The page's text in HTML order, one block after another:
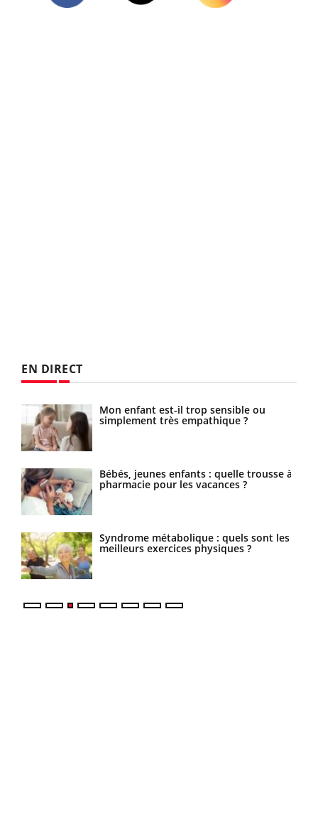
EN DIRECT
Mon enfant est-il trop sensible ou
simplement très empathique ?
Bébés, jeunes enfants : quelle trousse à
pharmacie pour les vacances ?
Syndrome métabolique : quels sont les
meilleurs exercices physiques ?